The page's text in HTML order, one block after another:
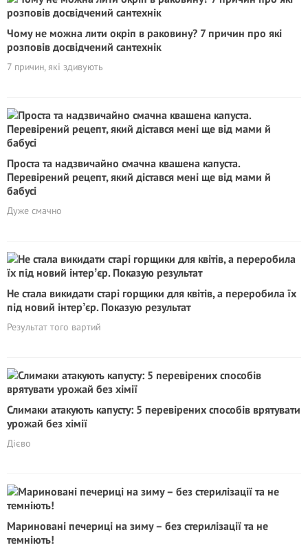
Чому не можна лити окріп в раковину? 7 причин про які
розповів досвідчений сантехнік
7 причин, які здивують
Проста та надзвичайно смачна квашена капуста.
Перевірений рецепт, який дістався мені ще від мами й
бабусі
Дуже смачно
Не стала викидати старі горщики для квітів, а переробила їх
під новий інтерʼєр. Показую результат
Результат того вартий
Слимаки атакують капусту: 5 перевірених способів врятувати
урожай без хімії
Дієво
Мариновані печериці на зиму – без стерилiзації та не
темніють!